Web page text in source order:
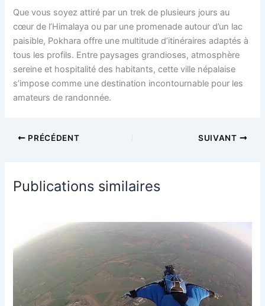
Que vous soyez attiré par un trek de plusieurs jours au
cœur de l’Himalaya ou par une promenade autour d’un lac
paisible, Pokhara offre une multitude d’itinéraires adaptés à
tous les profils. Entre paysages grandioses, atmosphère
sereine et hospitalité des habitants, cette ville népalaise
s’impose comme une destination incontournable pour les
amateurs de randonnée.
PRÉCÉDENT SUIVANT
Publications similaires